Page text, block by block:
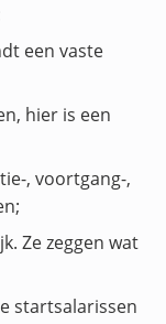
een vaste
hier is een
, voortgang-,
Ze zeggen wat
startsalarissen